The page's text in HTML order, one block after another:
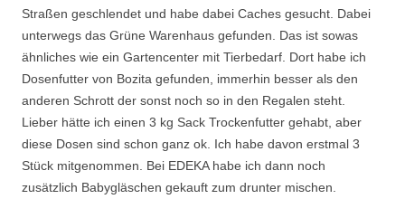
Straßen geschlendet und habe dabei Caches gesucht. Dabei
unterwegs das Grüne Warenhaus gefunden. Das ist sowas
ähnliches wie ein Gartencenter mit Tierbedarf. Dort habe ich
Dosenfutter von Bozita gefunden, immerhin besser als den
anderen Schrott der sonst noch so in den Regalen steht.
Lieber hätte ich einen 3 kg Sack Trockenfutter gehabt, aber
diese Dosen sind schon ganz ok. Ich habe davon erstmal 3
Stück mitgenommen. Bei EDEKA habe ich dann noch
zusätzlich Babygläschen gekauft zum drunter mischen.